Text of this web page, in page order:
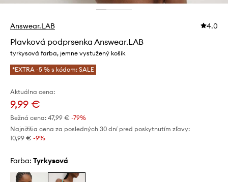
Answear.LAB 4.0
Plavková podprsenka Answear.LAB
tyrkysová farba, jemne vystužený košík
*EXTRA -5 % s kódom: SALE
Aktuálna cena:
9,99 €
Bežná cena: 47,99 € -79%
Najnižšia cena za posledných 30 dní pred poskytnutím zľavy:
10,99 € -9%
Farba: tyrkysová